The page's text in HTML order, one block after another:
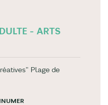
- ARTS
Plage de